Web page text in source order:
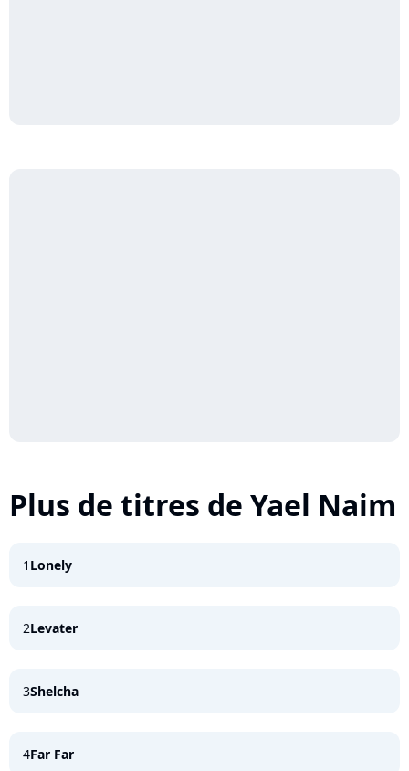
Plus de titres de Yael Naim
1 Lonely
2Levater
3Shelcha
4Far Far